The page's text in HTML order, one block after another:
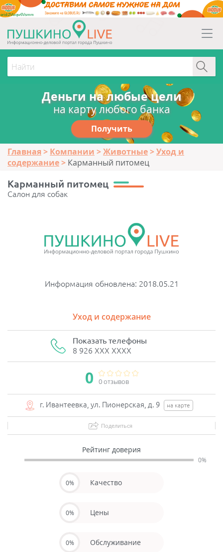
erid:2Vtzqw6Vsmm
Деньги на любые цели
на карту любого банка
Получить
Главная Компании Животные
Уход и
содержание
Карманный питомец
Карманный питомец
Салон для собак
Информация обновлена: 2018.05.21
Уход и содержание
Показать телефоны
8 926 XXX XXXX
0 0 отзывов
г. Ивантеевка, ул. Пионерская, д. 9 на карте
Поделиться
Рейтинг доверия
0%
0% Качество
0% Цены
0% Обслуживание